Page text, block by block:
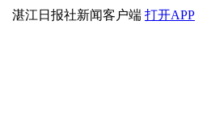
湛江日报社新闻客户端 打开APP